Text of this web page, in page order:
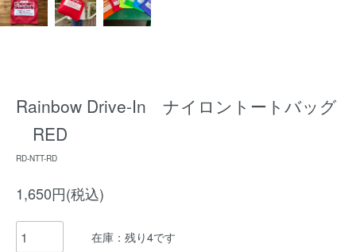
Rainbow Drive-In ナイロントートバッグ
RED
RD-NTT-RD
1,650円(税込)
在庫：残り4です